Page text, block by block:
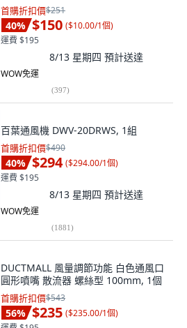
首購折扣價$251
40% $150 ($10.00/1個)
運費 $195
8/13 星期四 預計送達
WOW免運
(397)
百葉通風機 DWV-20DRWS, 1組
首購折扣價$490
40% $294 ($294.00/1個)
運費 $195
8/13 星期四 預計送達
WOW免運
(1881)
DUCTMALL 風量調節功能 白色通風口
圓形噴嘴 散流器 螺絲型 100mm, 1個
首購折扣價$543
56% $235 ($235.00/1個)